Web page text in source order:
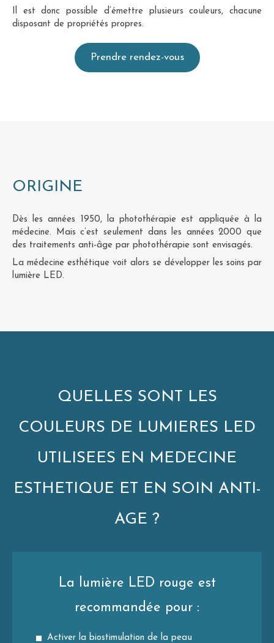
Il est donc possible d’émettre plusieurs couleurs, chacune
disposant de propriétés propres.
Prendre rendez-vous
ORIGINE
Dès les années 1950, la photothérapie est appliquée à la
médecine. Mais c’est seulement dans les années 2000 que
des traitements anti-âge par photothérapie sont envisagés.
La médecine esthétique voit alors se développer les soins par
lumière LED.
QUELLES SONT LES
COULEURS DE LUMIERES LED
UTILISEES EN MEDECINE
ESTHETIQUE ET EN SOIN ANTI-
AGE ?
La lumière LED rouge est
recommandée pour :
Activer la biostimulation de la peau